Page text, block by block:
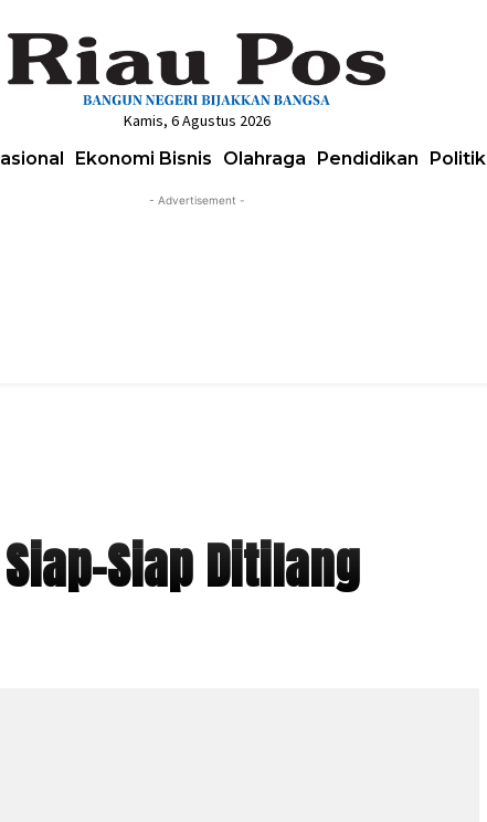
Kamis, 6 Agustus 2026
Ekonomi Bisnis Olahraga Pendidikan Politik
- Advertisement -
Siap Ditilang